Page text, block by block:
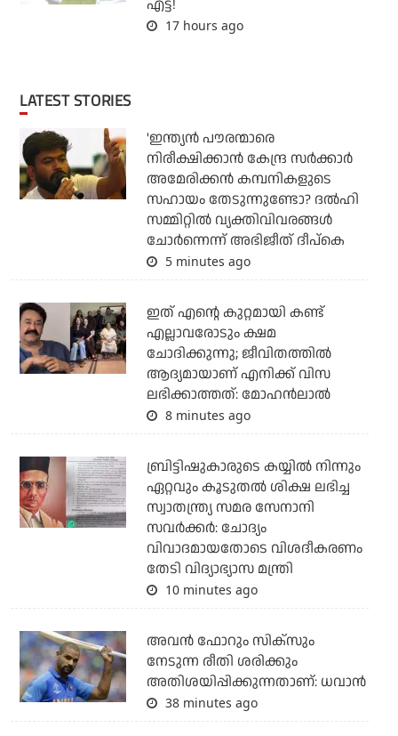
എട്ട്!
17 hours ago
LATEST STORIES
'ഇന്ത്യന്‍ പൗരന്മാരെ
നിരീക്ഷിക്കാന്‍ കേന്ദ്ര സര്‍ക്കാര്‍
അമേരിക്കന്‍ കമ്പനികളുടെ
സഹായം തേടുന്നുണ്ടോ? ദല്‍ഹി
സമ്മിറ്റില്‍ വ്യക്തിവിവരങ്ങള്‍
ചോര്‍ന്നെന്ന് അഭിജീത് ദീപ്‌കെ
5 minutes ago
ഇത് എന്റെ കുറ്റമായി കണ്ട്
എല്ലാവരോടും ക്ഷമ
ചോദിക്കുന്നു; ജീവിതത്തിൽ
ആദ്യമായാണ് എനിക്ക് വിസ
ലഭിക്കാത്തത്: മോഹൻലാൽ
8 minutes ago
ബ്രിട്ടിഷുകാരുടെ കയ്യില്‍ നിന്നും
ഏറ്റവും കൂടുതല്‍ ശിക്ഷ ലഭിച്ച
സ്വാതന്ത്ര്യ സമര സേനാനി
സവര്‍ക്കര്‍: ചോദ്യം
വിവാദമായതോടെ വിശദീകരണം
തേടി വിദ്യാഭ്യാസ മന്ത്രി
10 minutes ago
അവന്‍ ഫോറും സിക്സും
നേടുന്ന രീതി ശരിക്കും
അതിശയിപ്പിക്കുന്നതാണ്: ധവാന്‍
38 minutes ago